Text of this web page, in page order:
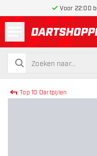
Voor 22:00
terug
zoeken
zoeken
Top 10 Dartpijlen